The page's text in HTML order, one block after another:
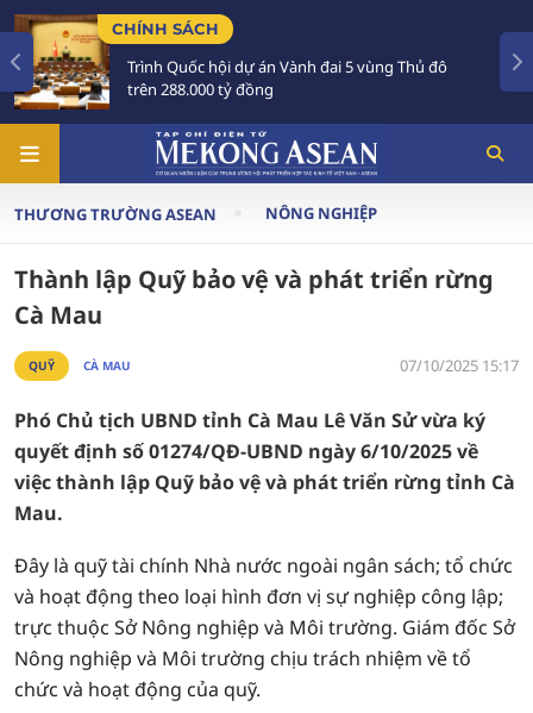
SÁCH
Quốc hội dự án Vành đai 5 vùng Thủ đô
288.000 tỷ đồng
THƯƠNG TRƯỜNG ASEAN NÔNG NGHIỆP
Thành lập Quỹ bảo vệ và phát triển rừng
Cà Mau
QUỸ CÀ MAU 07/10/2025 15:17
Phó Chủ tịch UBND tỉnh Cà Mau Lê Văn Sử vừa ký
quyết định số 01274/QĐ-UBND ngày 6/10/2025 về
việc thành lập Quỹ bảo vệ và phát triển rừng tỉnh Cà
Mau.
Đây là quỹ tài chính Nhà nước ngoài ngân sách; tổ chức
và hoạt động theo loại hình đơn vị sự nghiệp công lập;
trực thuộc Sở Nông nghiệp và Môi trường. Giám đốc Sở
Nông nghiệp và Môi trường chịu trách nhiệm về tổ
chức và hoạt động của quỹ.